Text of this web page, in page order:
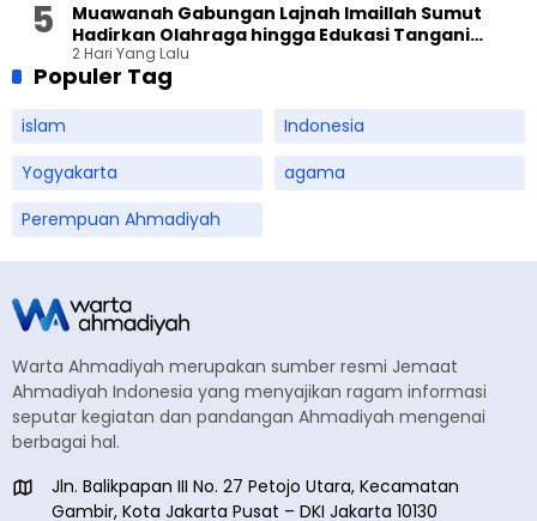
Muawanah Gabungan Lajnah Imaillah Sumut
Hadirkan Olahraga hingga Edukasi Tangani
Sampah
2 Hari Yang Lalu
Populer Tag
islam
Indonesia
Yogyakarta
agama
Perempuan Ahmadiyah
Warta Ahmadiyah merupakan sumber resmi Jemaat
Ahmadiyah Indonesia yang menyajikan ragam informasi
seputar kegiatan dan pandangan Ahmadiyah mengenai
berbagai hal.
Jln. Balikpapan III No. 27 Petojo Utara, Kecamatan
Gambir, Kota Jakarta Pusat – DKI Jakarta 10130